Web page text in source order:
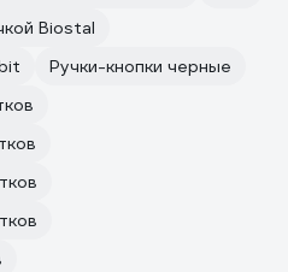
Biostal
Ручки-кнопки черные